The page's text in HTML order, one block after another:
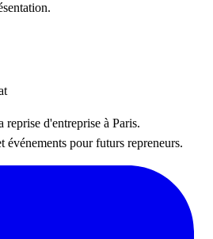
d'entreprise à Paris.
événements pour futurs repreneurs.